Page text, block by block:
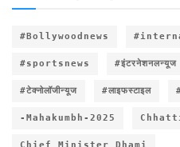
#Bollywoodnews
#sportsnews #इंटरनेशनलन्यूज
#टेक्नोलॉजीन्यूज #लाइफस्टाइल
-Mahakumbh-2025